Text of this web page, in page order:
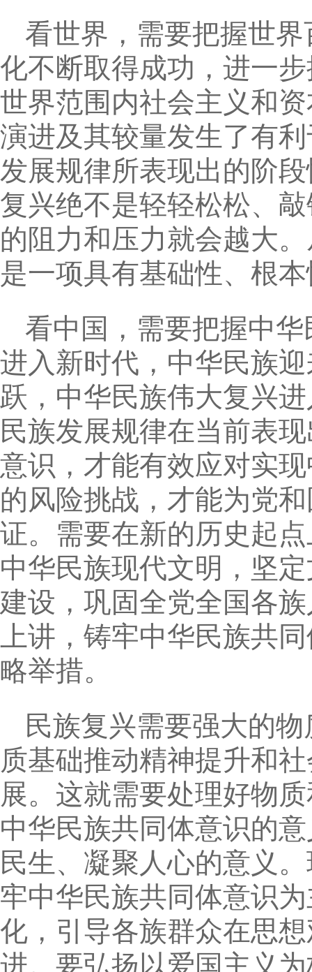
看世界，需要把握世
化不断取得成功，进一
世界范围内社会主义和
演进及其较量发生了有
发展规律所表现出的阶
复兴绝不是轻轻松松、
的阻力和压力就会越大
是一项具有基础性、根
看中国，需要把握中
进入新时代，中华民族
跃，中华民族伟大复兴
民族发展规律在当前表
意识，才能有效应对实
的风险挑战，才能为党
证。需要在新的历史起
中华民族现代文明，坚
建设，巩固全党全国各
上讲，铸牢中华民族共
略举措。
民族复兴需要强大的
质基础推动精神提升和
展。这就需要处理好物
中华民族共同体意识的
民生、凝聚人心的意义
牢中华民族共同体意识
化，引导各族群众在思
进。要弘扬以爱国主义